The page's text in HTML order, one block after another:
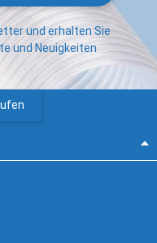
und erhalten Sie
und Neuigkeiten